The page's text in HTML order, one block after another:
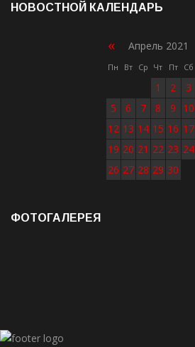
НОВОСТНОЙ КАЛЕНДАРЬ
« Апрель 2021
Пн Вт Ср Чт Пт Сб
1 2 3
5
6 7 8 9 10
12 13 14 15 16 17
19 20 21 22 23 24
26 27 28 29 30
ФОТОГАЛЕРЕЯ